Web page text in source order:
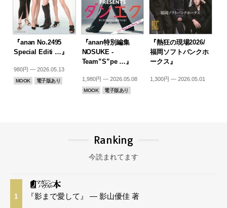
『anan No.2495
Special Editi …』
980円 — 2026.05.13
MOOK 電子版あり
『anan特別編集
NOSUKE -
Team”S”pe …』
1,980円 — 2026.05.08
MOOK 電子版あり
『熱狂の現場2026/
福岡ソフトバンクホ
ークス』
1,300円 — 2026.05.01
Ranking
今読まれてます
1 『影まで愛して』 — 影山優佳 著